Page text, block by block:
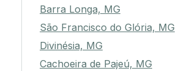
Barra Longa, MG
São Francisco do Glória, MG
Divinésia, MG
Cachoeira de Pajeú, MG